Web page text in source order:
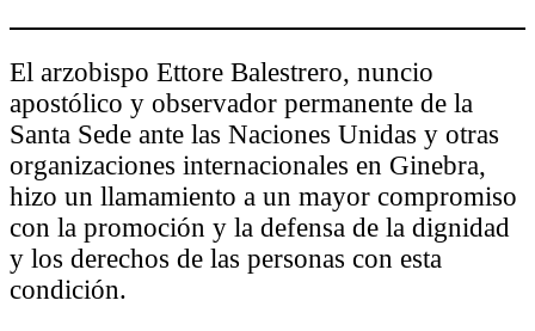
El arzobispo Ettore Balestrero, nuncio
apostólico y observador permanente de la
Santa Sede ante las Naciones Unidas y otras
organizaciones internacionales en Ginebra,
hizo un llamamiento a un mayor compromiso
con la promoción y la defensa de la dignidad
y los derechos de las personas con esta
condición.